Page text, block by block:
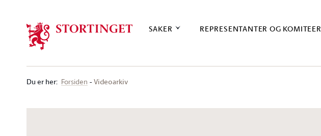
SAKER REPRESENTANTER OG KOMITEER
Du er her: Forsiden Videoarkiv